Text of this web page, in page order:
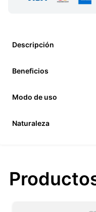
Descripción
Beneficios
Modo de uso
Naturaleza